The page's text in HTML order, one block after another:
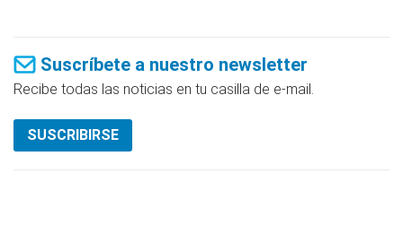
Suscríbete a nuestro newsletter
Recibe todas las noticias en tu casilla de e-mail.
SUSCRIBIRSE